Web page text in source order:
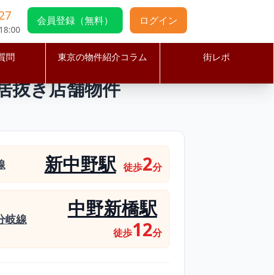
会員登録（無料） ログイン
問 東京の物件紹介コラム 街レポ
理店居抜き店舗物件
抜き店舗物件
新中野駅 徒歩2分
岐線 中野新橋駅
徒歩12分